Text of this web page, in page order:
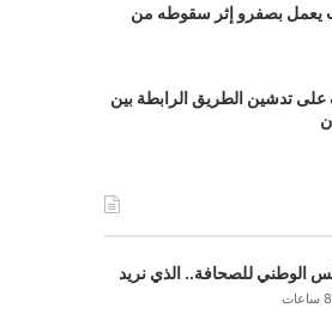
يعمل بصفرو إثر سقوطه من
تدشين الطريق الرابطة بين
الوطني للصحافة.. الذي نريد